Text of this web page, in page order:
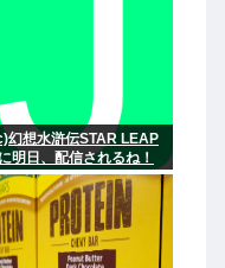
幻想水滸伝STAR LEAP
明日、配信されるね！